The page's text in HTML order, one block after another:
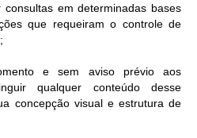
em determinadas bases
que requeiram o controle de
e sem aviso prévio aos
qualquer conteúdo desse
concepção visual e estrutura de